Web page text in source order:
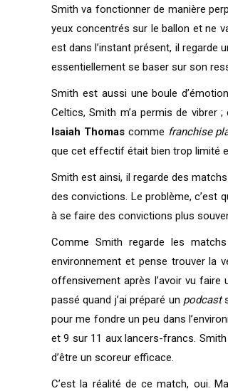
Smith va fonctionner de manière
yeux concentrés sur le ballon et ne
est dans l’instant présent, il regarde
essentiellement se baser sur son
Smith est aussi une boule
Celtics, Smith m’a permis de vibrer
Isaiah Thomascomme franchise
que cet effectif était bien trop limité
Smith est ainsi, il regarde des
des convictions. Le problème, c’est
à se faire des convictions plus
Comme Smith regarde les
environnement et pense trouver la
offensivement après l’avoir vu faire
passé quand j’ai préparé un podcast
pour me fondre un peu dans
et 9 sur 11 aux lancers-francs.
d’être un scoreur efficace.
C’est la réalité de ce match, oui.